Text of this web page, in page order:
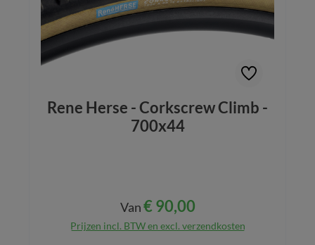
Rene Herse - Corkscrew Climb -
700x44
Normale prijs:
Van€ 90,00
Prijzen incl. BTW en excl. verzendkosten